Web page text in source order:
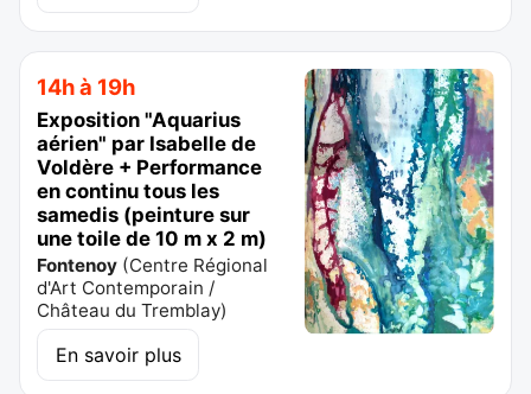
14h à 19h
Exposition "Aquarius
aérien" par Isabelle de
Voldère + Performance
en continu tous les
samedis (peinture sur
une toile de 10 m x 2 m)
Fontenoy (Centre Régional
d'Art Contemporain /
Château du Tremblay)
En savoir plus